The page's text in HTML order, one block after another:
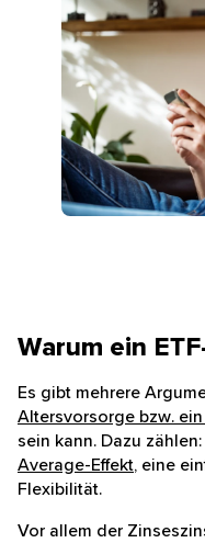
Warum ein
Es gibt mehrere
Altersvorsorge bzw.
sein kann. Dazu
Average-Effekt, eine
Flexibilität.
Vor allem der